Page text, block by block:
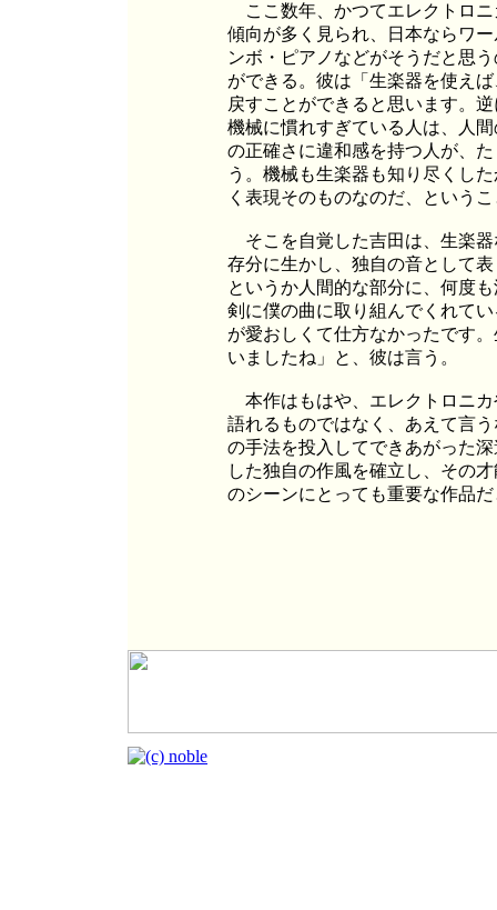
ここ数年、かつてエレクトロ
傾向が多く見られ、日本ならワ
ンボ・ピアノなどがそうだと思
ができる。彼は「生楽器を使え
戻すことができると思います。
機械に慣れすぎている人は、人
の正確さに違和感を持つ人が、
う。機械も生楽器も知り尽くし
く表現そのものなのだ、という
そこを自覚した吉田は、生楽
存分に生かし、独自の音として
というか人間的な部分に、何度
剣に僕の曲に取り組んでくれて
が愛おしくて仕方なかったです
いましたね」と、彼は言う。
本作はもはや、エレクトロニ
語れるものではなく、あえて言
の手法を投入してできあがった
した独自の作風を確立し、その
のシーンにとっても重要な作品